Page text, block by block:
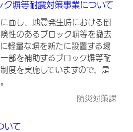
ク塀等耐震対策事業について
面し、地震発生時における倒
性のあるブロック塀等を撤去
軽量な塀を新たに設置する場
部を補助するブロック塀等耐
度を実施していますので、是
防災対策課
いて